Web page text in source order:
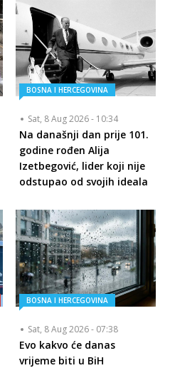
BOSNA I HERCEGOVINA
Sat, 8 Aug 2026 - 10:34
Na današnji dan prije 101.
godine rođen Alija
Izetbegović, lider koji nije
odstupao od svojih ideala
BOSNA I HERCEGOVINA
Sat, 8 Aug 2026 - 07:38
Evo kakvo će danas
vrijeme biti u BiH